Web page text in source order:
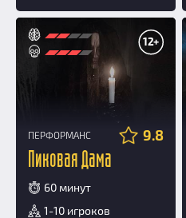
12+
ПЕРФОРМАНС 9.8
Пиковая Дама
60 минут
1-10 игроков